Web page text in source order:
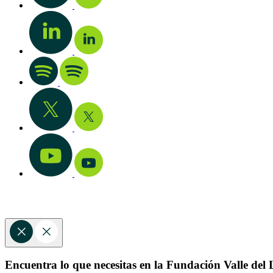
Encuentra lo que necesitas en la Fundación Valle del